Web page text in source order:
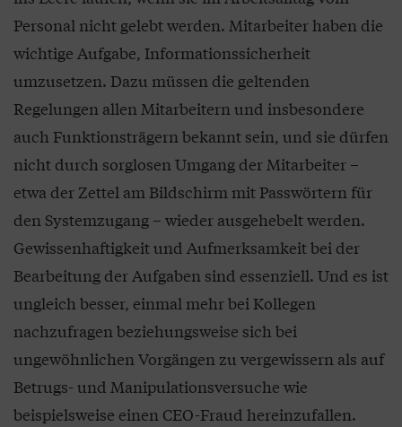
Personal nicht gelebt werden. Mitarbeiter haben die
wichtige Aufgabe, Informationssicherheit
umzusetzen. Dazu müssen die geltenden
Regelungen allen Mitarbeitern und insbesondere
auch Funktionsträgern bekannt sein, und sie dürfen
nicht durch sorglosen Umgang der Mitarbeiter –
etwa der Zettel am Bildschirm mit Passwörtern für
den Systemzugang – wieder ausgehebelt werden.
Gewissenhaftigkeit und Aufmerksamkeit bei der
Bearbeitung der Aufgaben sind essenziell. Und es ist
ungleich besser, einmal mehr bei Kollegen
nachzufragen beziehungsweise sich bei
ungewöhnlichen Vorgängen zu vergewissern als auf
Betrugs- und Manipulationsversuche wie
beispielsweise einen CEO-Fraud hereinzufallen.